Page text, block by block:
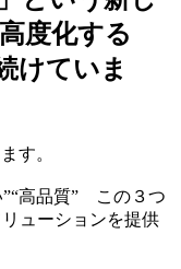
度化する
けていま
す。
”“高品質” この３つ
ューションを提供